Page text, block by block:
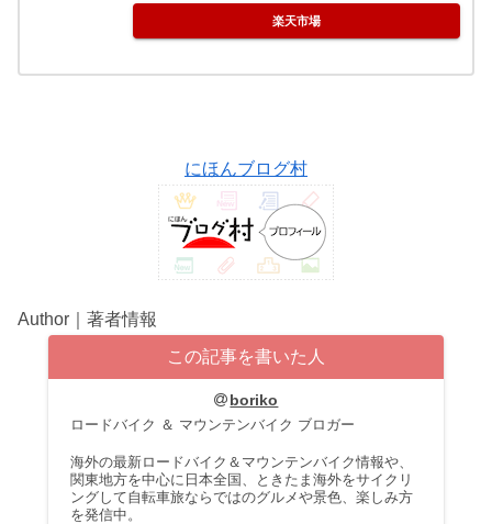
楽天市場
にほんブログ村
Author｜著者情報
この記事を書いた人
boriko
ロードバイク ＆ マウンテンバイク ブロガー
海外の最新ロードバイク＆マウンテンバイク情報や、
関東地方を中心に日本全国、ときたま海外をサイクリ
ングして自転車旅ならではのグルメや景色、楽しみ方
を発信中。